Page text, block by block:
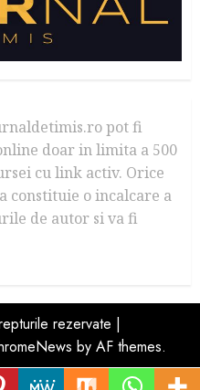
pot fi
doar in limita a 500
cu link activ. Orice
constituie o incalcare a
de autor si va fi
rezervate |
by AF themes.